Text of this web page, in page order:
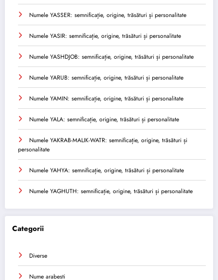
Numele YASSER: semnificație, origine, trăsături și personalitate
Numele YASIR: semnificație, origine, trăsături și personalitate
Numele YASHDJOB: semnificație, origine, trăsături și personalitate
Numele YARUB: semnificație, origine, trăsături și personalitate
Numele YAMIN: semnificație, origine, trăsături și personalitate
Numele YALA: semnificație, origine, trăsături și personalitate
Numele YAKRAB-MALIK-WATR: semnificație, origine, trăsături și
personalitate
Numele YAHYA: semnificație, origine, trăsături și personalitate
Numele YAGHUTH: semnificație, origine, trăsături și personalitate
Categorii
Diverse
Nume arabesti